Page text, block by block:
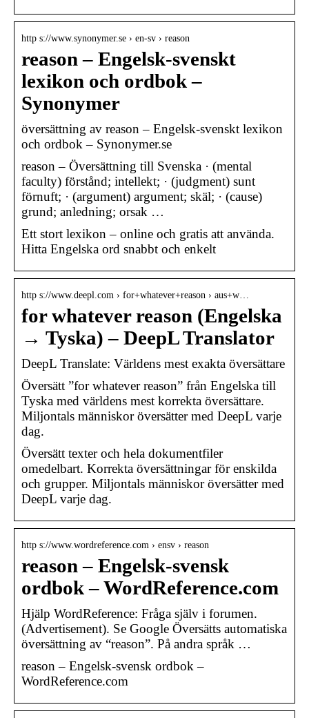
http s://www.synonymer.se › en-sv › reason
reason – Engelsk-svenskt
lexikon och ordbok –
Synonymer
översättning av reason – Engelsk-svenskt lexikon
och ordbok – Synonymer.se
reason – Översättning till Svenska · (mental
faculty) förstånd; intellekt; · (judgment) sunt
förnuft; · (argument) argument; skäl; · (cause)
grund; anledning; orsak …
Ett stort lexikon – online och gratis att använda.
Hitta Engelska ord snabbt och enkelt
http s://www.deepl.com › for+whatever+reason › aus+w…
for whatever reason (Engelska
→ Tyska) – DeepL Translator
DeepL Translate: Världens mest exakta översättare
Översätt ”for whatever reason” från Engelska till
Tyska med världens mest korrekta översättare.
Miljontals människor översätter med DeepL varje
dag.
Översätt texter och hela dokumentfiler
omedelbart. Korrekta översättningar för enskilda
och grupper. Miljontals människor översätter med
DeepL varje dag.
http s://www.wordreference.com › ensv › reason
reason – Engelsk-svensk
ordbok – WordReference.com
Hjälp WordReference: Fråga själv i forumen.
(Advertisement). Se Google Översätts automatiska
översättning av “reason”. På andra språk …
reason – Engelsk-svensk ordbok –
WordReference.com